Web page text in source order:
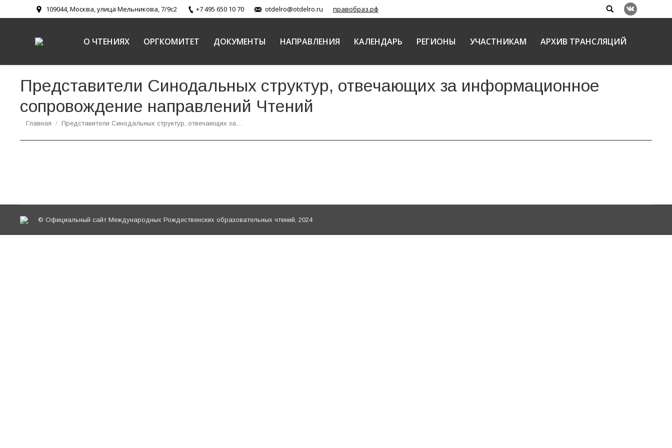
109044, Москва, улица Мельникова, 7/9с2 +7 495 650 10 70 otdelro@otdelro.ru правобраз.рф Search:
Вконтакте
О ЧТЕНИЯХ ОРГКОМИТЕТ ДОКУМЕНТЫ НАПРАВЛЕНИЯ КАЛЕНДАРЬ РЕГИОНЫ УЧАСТНИКАМ АРХИВ ТРАНСЛЯЦИЙ
Представители Синодальных структур, отвечающих за информационное
сопровождение направлений Чтений
Вы здесь:
Главная Представители Синодальных структур, отвечающих за…
© Официальный сайт Международных Рождественских образовательных чтений, 2024